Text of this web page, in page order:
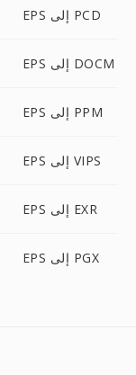
EPS إلى PCD
EPS إلى DOCM
EPS إلى PPM
EPS إلى VIPS
EPS إلى EXR
EPS إلى PGX